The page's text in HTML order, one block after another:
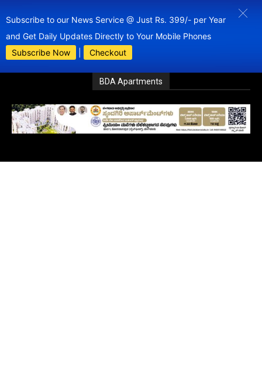
Subscribe to our News Service @ Just Rs. 399/- per Year
and Get Daily Updates Directly to Your Mobile Phones
Subscribe Now
Checkout
BDA Apartments